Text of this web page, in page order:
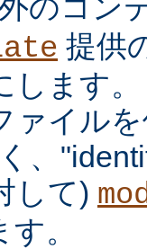
のコン
提供
します
ァイル
、
して)
。